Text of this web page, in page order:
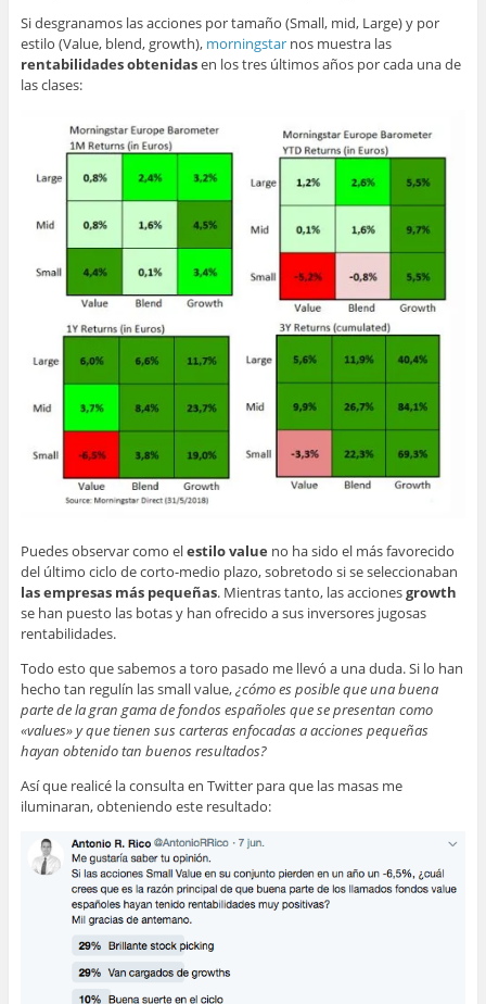
Si desgranamos las acciones por tamaño (Small, mid, Large) y por
estilo (Value, blend, growth), morningstarnos muestra las
rentabilidades obtenidasen los tres últimos años por cada una de
las clases:
Puedes observar como elestilo value no ha sido el más favorecido
del último ciclo de corto-medio plazo, sobretodo si se seleccionaban
las empresas más pequeñas. Mientras tanto, las accionesgrowth
se han puesto las botas y han ofrecido a sus inversores jugosas
rentabilidades.
Todo esto que sabemos a toro pasado me llevó a una duda. Si lo han
hecho tan regulín las small value,¿cómo es posible que una buena
parte de la gran gama de fondos españoles que se presentan como
«values» y que tienen sus carteras enfocadas a acciones pequeñas
hayan obtenido tan buenos resultados?
Así que realicé la consulta en Twitter para que las masas me
iluminaran, obteniendo este resultado: